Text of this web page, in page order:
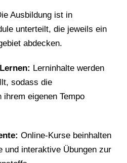
Ausbildung ist in
unterteilt, die jeweils ein
abdecken.
Lerninhalte werden
sodass die
ihrem eigenen Tempo
Online-Kurse beinhalten
und interaktive Übungen zur